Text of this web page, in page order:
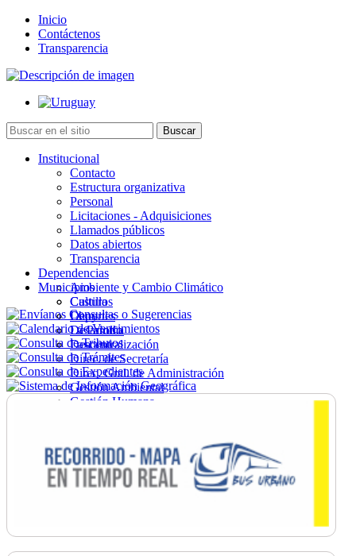
Inicio
Contáctenos
Transparencia
Institucional
Contacto
Estructura organizativa
Personal
Licitaciones - Adquisiciones
Llamados públicos
Datos abiertos
Transparencia
Dependencias
Ambiente y Cambio Climático
Cultura
Deportes
Desarrollo
Descentralización
Direc. de Secretaría
Direc. Gral. de Administración
Gestión Ambiental
Gestión Humana
Ordenamiento
Promoción Social
Salud
Secretaría General
Municipios
Castillos
Chuy
La Paloma
Lascano